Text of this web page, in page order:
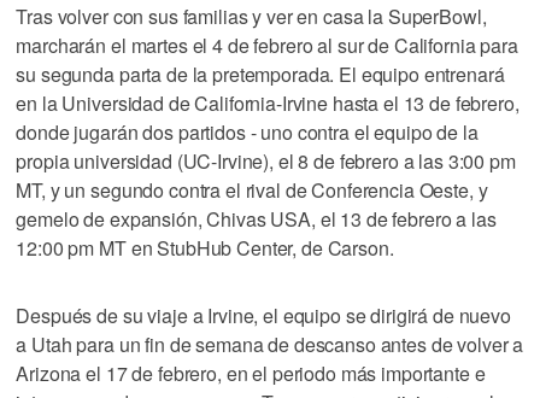
Tras volver con sus familias y ver en casa la SuperBowl,
marcharán el martes el 4 de febrero al sur de California para
su segunda parta de la pretemporada. El equipo entrenará
en la Universidad de California-Irvine hasta el 13 de febrero,
donde jugarán dos partidos - uno contra el equipo de la
propia universidad (UC-Irvine), el 8 de febrero a las 3:00 pm
MT, y un segundo contra el rival de Conferencia Oeste, y
gemelo de expansión, Chivas USA, el 13 de febrero a las
12:00 pm MT en StubHub Center, de Carson.
Después de su viaje a Irvine, el equipo se dirigirá de nuevo
a Utah para un fin de semana de descanso antes de volver a
Arizona el 17 de febrero, en el periodo más importante e